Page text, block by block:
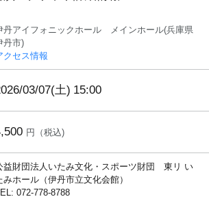
丹アイフォニックホール メインホール(兵庫県
丹市)
クセス情報
03/07(土) 15:00
円（税込)
益財団法人いたみ文化・スポーツ財団 東リ い
みホール（伊丹市立文化会館）
072-778-8788